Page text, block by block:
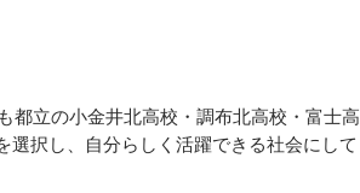
立の小金井北高校・調布北高校・富士高
択し、自分らしく活躍できる社会にして